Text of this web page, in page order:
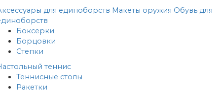
для единоборств Макеты оружия Обувь для
Боксерки
Борцовки
Степки
теннис
Теннисные столы
Ракетки